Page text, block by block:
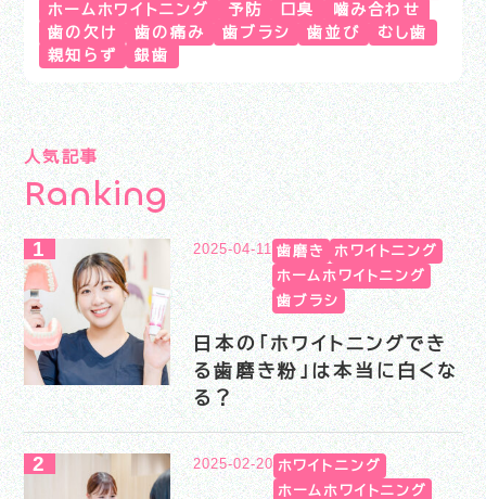
ホームホワイトニング
予防 口臭
嚙み合わせ
歯の欠け
歯の痛み 歯ブラシ 歯並び
むし歯
親知らず
銀歯
人気記事
Ranking
2025-04-11 歯磨き
ホワイトニング
ホームホワイトニング
歯ブラシ
日本の「ホワイトニングでき
る歯磨き粉」は本当に白くな
る？
2025-02-20 ホワイトニング
ホームホワイトニング